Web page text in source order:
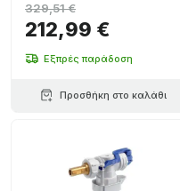
212,99 €
329,51 €
Εξπρές παράδοση
Προσθήκη στο καλάθι